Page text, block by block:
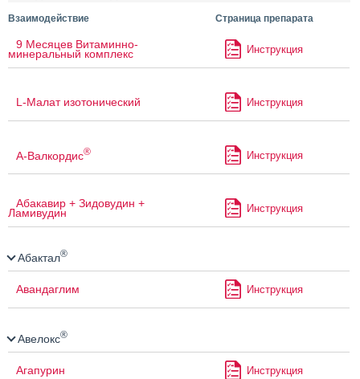
Взаимодействие Страница препарата
9 Месяцев Витаминно-
минеральный комплекс Инструкция
L-Малат изотонический Инструкция
А-Валкордис® Инструкция
Абакавир + Зидовудин +
Ламивудин Инструкция
Абактал®
Авандаглим Инструкция
Авелокс®
Агапурин Инструкция